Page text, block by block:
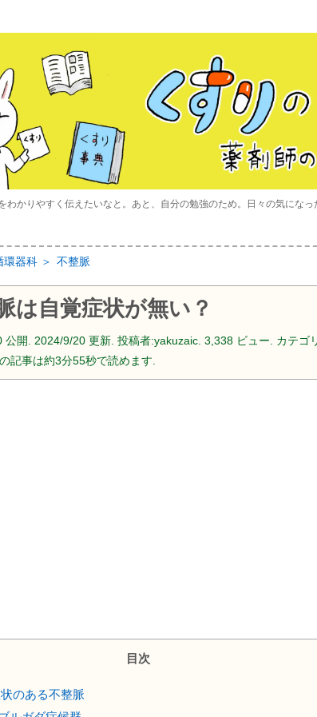
かりやすく伝えたいなと。あと、自分の勉強のため。日々の気になっ
環器科 ＞ 不整脈
は自覚症状が無い？
公開. 2024/9/20 更新. 投稿者:yakuzaic. 3,338 ビュー. カテゴ
の記事は約3分55秒で読めます.
目次
のある不整脈